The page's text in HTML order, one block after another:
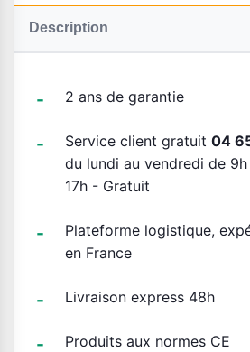
Description
2 ans de garantie
Service client gratuit 04
du lundi au vendredi de 9h
17h - Gratuit
Plateforme logistique,
en France
Livraison express 48h
Produits aux normes CE